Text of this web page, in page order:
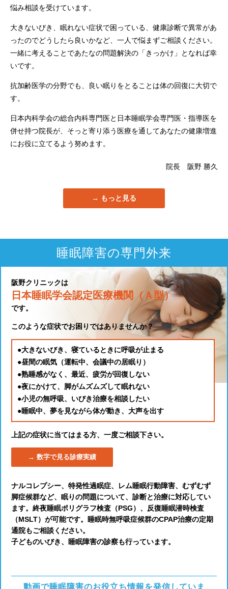
悩み相談を受けています。
大きないびき、眠れない症状で困っている、健康診断で異常があ
ったのでどうしたら良いかなど、一人で悩まずご相談ください。
一緒に考えることであたなの問題解決の「きっかけ」となれば幸
いです。
抗加齢医学の分野でも、良い眠りをとることは体の回復に大切で
す。
日本内科学会の総合内科専門医と日本睡眠学会専門医・指導医を
併せ持つ院長が、そっと寄り添う医療を通してあなたの健康増進
にお役に立てるよう努めます。
院長 阪野 勝久
もっと見る
睡眠障害の専門外来
阪野クリニックは
日本睡眠学会認定医療機関（Ａ型）
です。
このような症状でお困りではありませんか？
●大きないびき、寝ているときに呼吸が止まる
●昼間の眠気（運転中、会議中の居眠り）
●熟睡感がなく、最近、疲労が回復しない
●夜にかけて、脚がムズムズして眠れない
●小児の無呼吸、いびき治療を相談したい
●睡眠中、夢を見ながら体が動き、大声を出す
上記の症状に当てはまる方、一度ご相談下さい。
数字で見る診療実績
ナルコレプシー、特発性過眠症、レム睡眠行動障害、むずむず
脚症候群など、眠りの問題について、診断と治療に対応してい
ます。終夜睡眠ポリグラフ検査（PSG）、反復睡眠潜時検査
（MSLT）が可能です。睡眠時無呼吸症候群のCPAP治療の定期
通院もご相談ください。
子どものいびき、睡眠障害の診察も行っています。
動画で睡眠障害のお役立ち情報を発信していま